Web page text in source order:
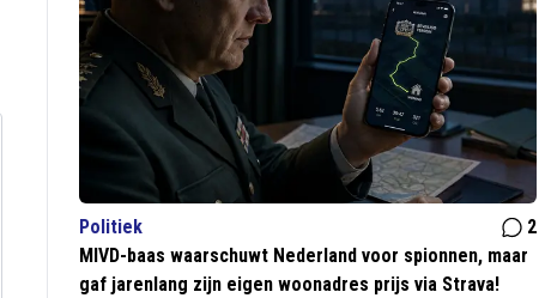
Politiek
2
MIVD-baas waarschuwt Nederland voor spionnen, maar
gaf jarenlang zijn eigen woonadres prijs via Strava!